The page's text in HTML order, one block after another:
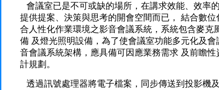
會議室已是不可或缺的場所，在講求效能、效率
提供提案、決策與思考的開會空間而已， 結合數
合人性化作業環境之影音會議系統，系統包含麥克
備 及燈光照明設備，為了使會議室功能多元化及
音會議系統架構，應具備可因應業務需求 及前瞻
計規劃。
透過訊號處理器將電子檔案，同步傳送到投影機